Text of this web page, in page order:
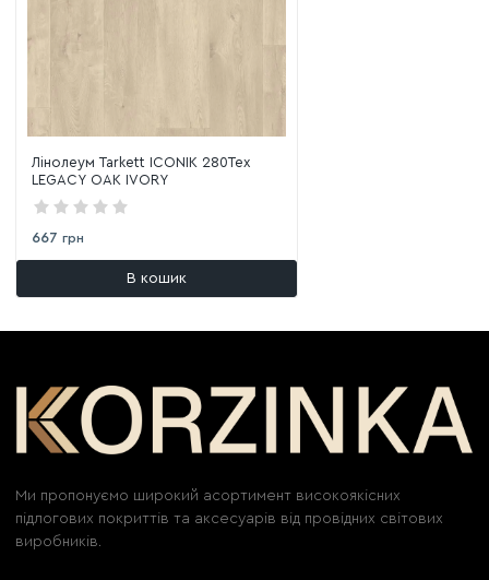
Лінолеум Tarkett ICONIK 280Tex
LEGACY OAK IVORY
667 грн
В кошик
Ми пропонуємо широкий асортимент високоякісних
підлогових покриттів та аксесуарів від провідних світових
виробників.